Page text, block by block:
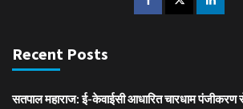
Recent Posts
सतपाल महाराज: ई-केवाईसी आधारित चारधाम पंजीकरण